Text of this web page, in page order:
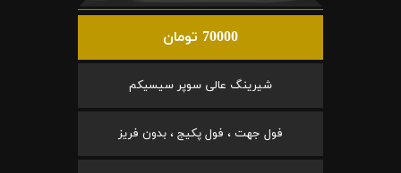
70000 تومان
شیرینگ عالی سوپر سیسیکم
فول جهت ، فول پکیج ، بدون فریز